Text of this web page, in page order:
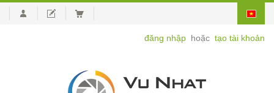
đăng nhập hoặc tạo tài khoản